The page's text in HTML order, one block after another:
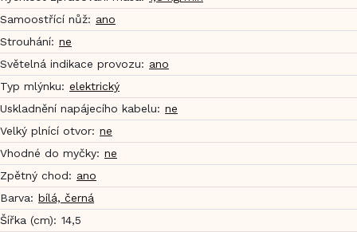
Samoostřící nůž: ano
Strouhání: ne
Světelná indikace provozu: ano
Typ mlýnku: elektrický
Uskladnění napájecího kabelu: ne
Velký plnící otvor: ne
Vhodné do myčky: ne
Zpětný chod: ano
Barva: bílá, černá
Šířka (cm): 14,5